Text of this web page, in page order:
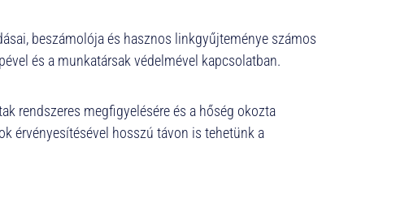
beszámolója és hasznos linkgyűjteménye számos
és a munkatársak védelmével kapcsolatban.
rendszeres megfigyelésére és a hőség okozta
érvényesítésével hosszú távon is tehetünk a